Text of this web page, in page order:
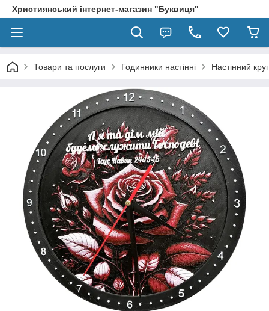
Християнський інтернет-магазин "Буквиця"
Товари та послуги Годинники настінні Настінний